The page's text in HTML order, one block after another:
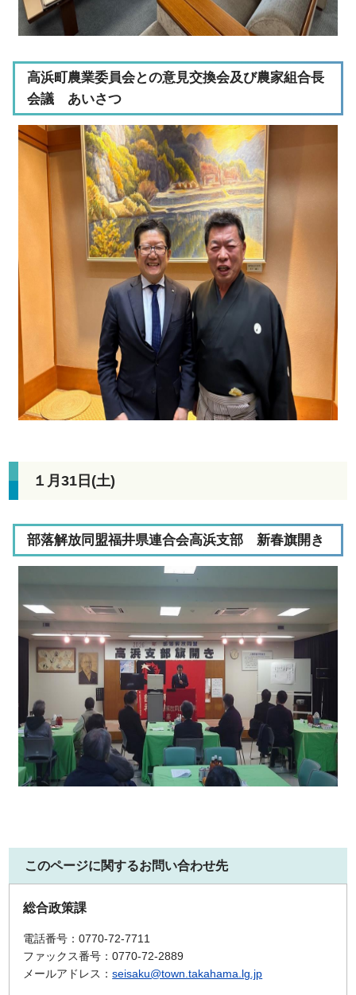
高浜町農業委員会との意見交換会及び農家組合長
会議 あいさつ
１月31日(土)
部落解放同盟福井県連合会高浜支部 新春旗開き
このページに関するお問い合わせ先
総合政策課
電話番号：0770-72-7711
ファックス番号：0770-72-2889
メールアドレス：seisaku@town.takahama.lg.jp